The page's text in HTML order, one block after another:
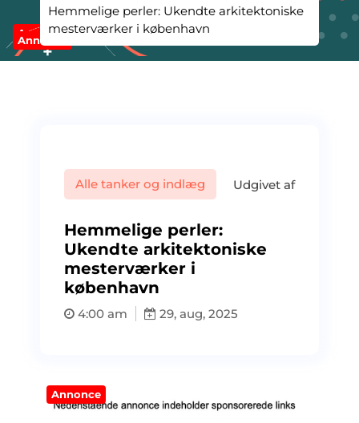
Annonce
Annonce
Hemmelige perler: Ukendte arkitektoniske
mesterværker i københavn
Alle tanker og indlæg Udgivet af
Hemmelige perler:
Ukendte arkitektoniske
mesterværker i
københavn
4:00 am 29, aug, 2025
Annonce